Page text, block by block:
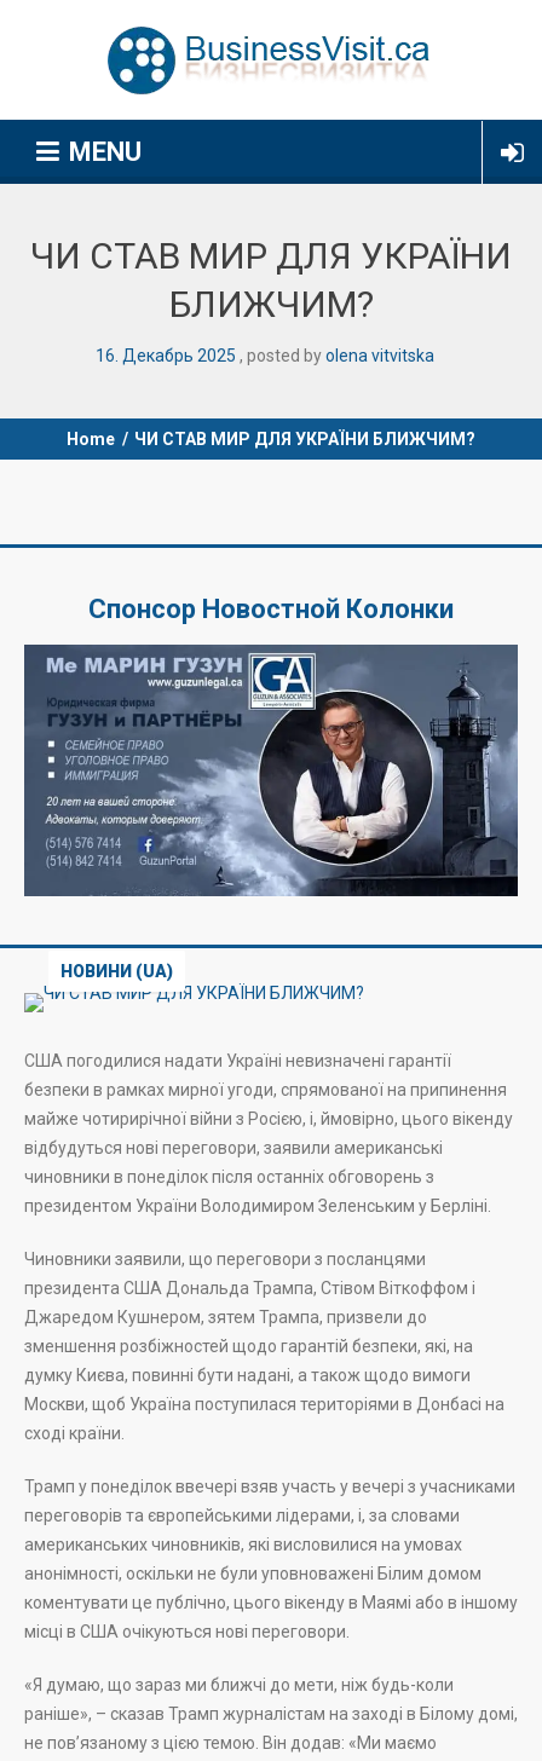
MENU
ЧИ СТАВ МИР ДЛЯ УКРАЇНИ
БЛИЖЧИМ?
16 Декабрь 2025 posted byolena vitvitska
Home / ЧИ СТАВ МИР ДЛЯ УКРАЇНИ БЛИЖЧИМ?
Спонсор Новостной Колонки
НОВИНИ (UA)
США погодилися надати Україні невизначені гарантії
безпеки в рамках мирної угоди, спрямованої на припинення
майже чотирирічної війни з Росією, і, ймовірно, цього вікенду
відбудуться нові переговори, заявили американські
чиновники в понеділок після останніх обговорень з
президентом України Володимиром Зеленським у Берліні.
Чиновники заявили, що переговори з посланцями
президента США Дональда Трампа, Стівом Віткоффом і
Джаредом Кушнером, зятем Трампа, призвели до
зменшення розбіжностей щодо гарантій безпеки, які, на
думку Києва, повинні бути надані, а також щодо вимоги
Москви, щоб Україна поступилася територіями в Донбасі на
сході країни.
Трамп у понеділок ввечері взяв участь у вечері з учасниками
переговорів та європейськими лідерами, і, за словами
американських чиновників, які висловилися на умовах
анонімності, оскільки не були уповноважені Білим домом
коментувати це публічно, цього вікенду в Маямі або в іншому
місці в США очікуються нові переговори.
«Я думаю, що зараз ми ближчі до мети, ніж будь-коли
раніше», – сказав Трамп журналістам на заході в Білому домі,
не пов’язаному з цією темою. Він додав: «Ми маємо